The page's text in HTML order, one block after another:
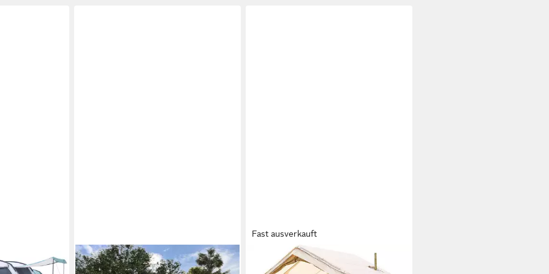
Sleeper
FURNICATO
Faltzelt Tunnelzelt 6 Personen 700 x
Fast ausverkauft
MEULBATY
aufblasbares Zelt Vordach Luftzelt